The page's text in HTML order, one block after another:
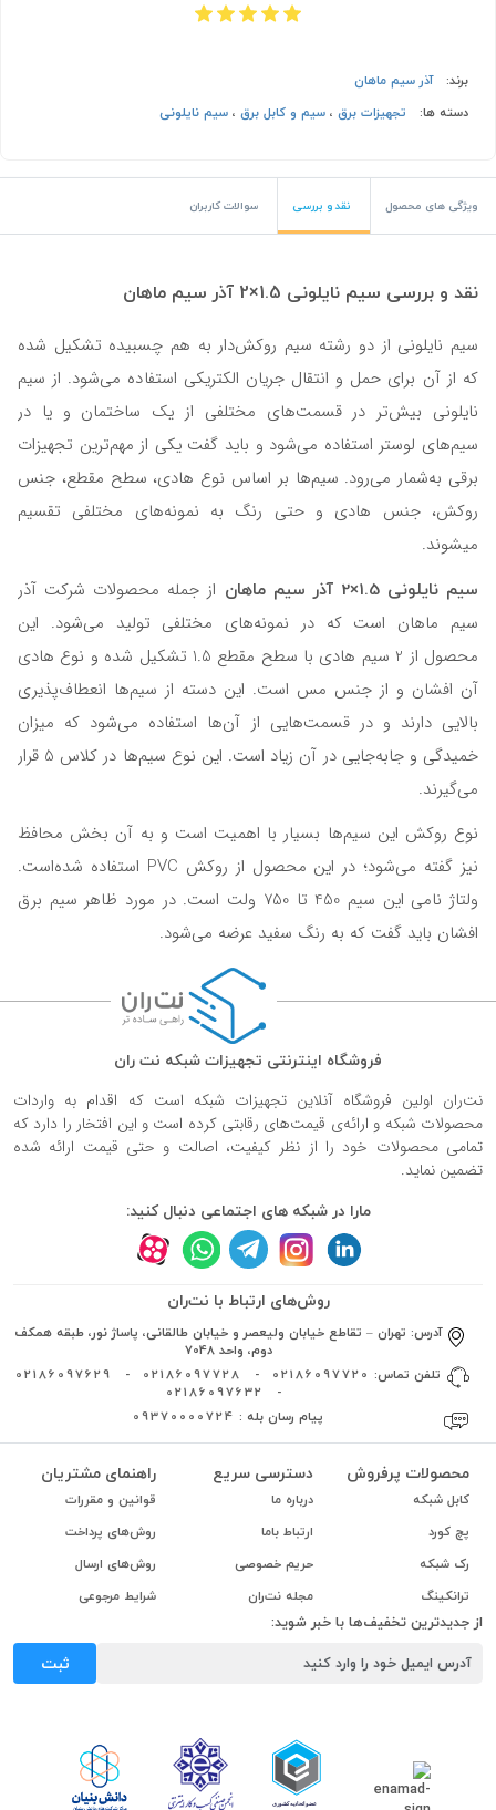
برند:
آذر سیم ماهان
دسته ها:
تجهیزات برق ، سیم و کابل برق ، سیم نایلونی
ویژگی های محصول نقد و بررسی سوالات کاربران
نقد و بررسی سیم نایلونی 1.5×2 آذر سیم ماهان
سیم نایلونی از دو رشته‌ سیم روکش‌دار به هم چسبیده تشکیل شده
که از آن برای حمل و انتقال جریان الکتریکی استفاده می‌شود. از سیم
نایلونی بیش‌تر در قسمت‌های مختلفی از یک ساختمان و یا در
سیم‌های لوستر استفاده می‌شود و باید گفت یکی از مهم‌ترین تجهیزات
برقی به‌شمار می‌رود. سیم‌ها بر اساس نوع هادی، سطح مقطع، جنس
روکش، جنس هادی و حتی رنگ به نمونه‌های مختلفی تقسیم
می‎شوند.
سیم نایلونی 1.5×2 آذر سیم ماهان
از جمله محصولات شرکت آذر
سیم ماهان است که در نمونه‌های مختلفی تولید می‌شود. این
محصول از 2 سیم هادی با سطح مقطع 1.5 تشکیل شده و نوع هادی
آن افشان و از جنس مس است. این دسته از سیم‌ها انعطاف‌پذیری
بالایی دارند و در قسمت‌هایی از آن‌ها استفاده می‌شود که میزان
خمیدگی و جابه‌جایی در آن زیاد است. این نوع سیم‌ها در کلاس 5 قرار
می‌گیرند.
نوع روکش این سیم‌ها بسیار با اهمیت است و به آن بخش محافظ
نیز گفته می‌شود؛ در این محصول از روکش PVC استفاده شده‌است.
ولتاژ نامی این سیم 450 تا 750 ولت است. در مورد ظاهر سیم برق
افشان باید گفت که به رنگ‌ سفید عرضه می‌شود.
فروشگاه اینترنتی تجهیزات شبکه نت ران
نت‌ران اولین فروشگاه آنلاین تجهیزات شبکه است که اقدام به واردات
محصولات شبکه و ارائه‌ی قیمت‌های رقابتی کرده است و این افتخار را دارد که
تمامی محصولات خود را از نظر کیفیت، اصالت و حتی قیمت ارائه شده
تضمین نماید.
مارا در شبکه های اجتماعی دنبال کنید:
روش‌های ارتباط با نت‌ران
آدرس: تهران – تقاطع خیابان ولیعصر و خیابان طالقانی، پاساژ نور، طبقه همکف
دوم، واحد 7048
تلفن تماس: 02186097720
-
02186097728
-
02186097629
-
02186097632
پیام رسان بله : 09370000724
محصولات پرفروش
کابل شبکه
پچ کورد
رک شبکه
ترانکینگ
دسترسی سریع
درباره ما
ارتباط باما
حریم خصوصی
مجله نت‌ران
راهنمای مشتریان
قوانین و مقررات
روش‌های پرداخت
روش‌های ارسال
شرایط مرجوعی
از جدیدترین تخفیف‌ها با خبر شوید:
ثبت